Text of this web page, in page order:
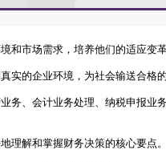
和市场需求，培养他们的适应变
实的企业环境，为社会输送合格的
务、会计业务处理、纳税申报业
理解和掌握财务决策的核心要点。